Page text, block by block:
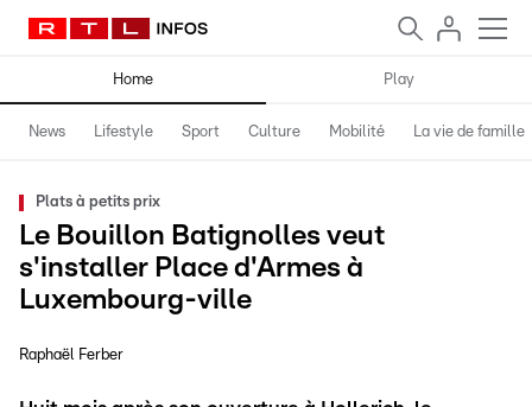
Home Play
News Lifestyle Sport Culture Mobilité La vie de famille
Plats à petits prix
Le Bouillon Batignolles veut
s'installer Place d'Armes à
Luxembourg-ville
Raphaël Ferber